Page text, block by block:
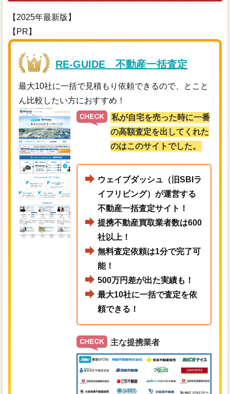
【2025年最新版】
【PR】
RE-GUIDE 不動産一括査定
最大10社に一括で見積もり依頼できるので、とこと
ん比較したい方におすすめ！
私が自宅を売った時に一番
の高額査定を出してくれた
のはこのサイトでした。
ウェイブダッシュ（旧SBIラ
イフリビング）が運営する
不動産一括査定サイト！
提携不動産買取業者数は600
社以上！
無料査定依頼は1分で完了可
能！
500万円差が出た実績も！
最大10社に一括で査定を依
頼できる！
主な提携業者